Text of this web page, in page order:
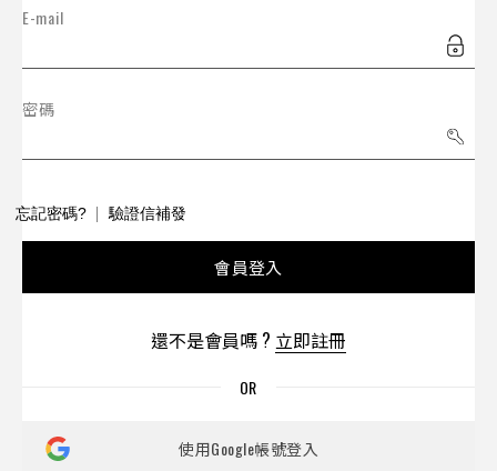
E-mail
密碼
忘記密碼? 驗證信補發
會員登入
還不是會員嗎 ? 立即註冊
使用Google帳號登入